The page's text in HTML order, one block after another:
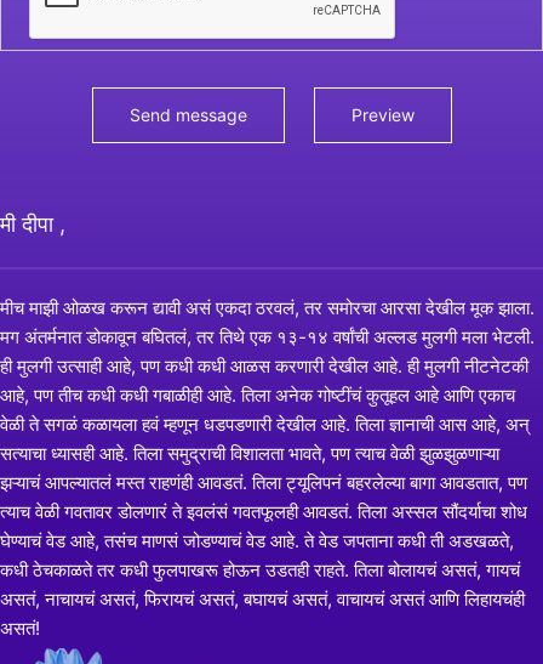
मी दीपा ,
मीच माझी ओळख करून द्यावी असं एकदा ठरवलं, तर समोरचा आरसा देखील मूक झाला.
मग अंतर्मनात डोकावून बघितलं, तर तिथे एक १३-१४ वर्षांची अल्लड मुलगी मला भेटली.
ही मुलगी उत्साही आहे, पण कधी कधी आळस करणारी देखील आहे. ही मुलगी नीटनेटकी
आहे, पण तीच कधी कधी गबाळीही आहे. तिला अनेक गोष्टींचं कुतूहल आहे आणि एकाच
वेळी ते सगळं कळायला हवं म्हणून धडपडणारी देखील आहे. तिला ज्ञानाची आस आहे, अन्
सत्याचा ध्यासही आहे. तिला समुद्राची विशालता भावते, पण त्याच वेळी झुळझुळणाऱ्या
झऱ्याचं आपल्यातलं मस्त राहणंही आवडतं. तिला ट्यूलिपनं बहरलेल्या बागा आवडतात, पण
त्याच वेळी गवतावर डोलणारं ते इवलंसं गवतफूलही आवडतं. तिला अस्सल सौंदर्याचा शोध
घेण्याचं वेड आहे, तसंच माणसं जोडण्याचं वेड आहे. ते वेड जपताना कधी ती अडखळते,
कधी ठेचकाळते तर कधी फुलपाखरू होऊन उडतही राहते. तिला बोलायचं असतं, गायचं
असतं, नाचायचं असतं, फिरायचं असतं, बघायचं असतं, वाचायचं असतं आणि लिहायचंही
असतं!